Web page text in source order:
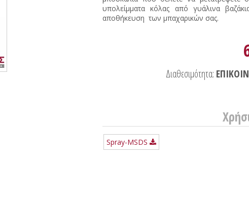
υπολείμματα κόλας από γυάλινα
αποθήκευση των μπαχαρικών σας.
Διαθεσιμότητα:
Spray-MSDS